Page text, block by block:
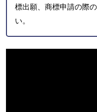
標出願、商標申請の際
い。